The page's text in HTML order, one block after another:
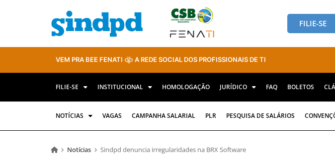
FILIE-SE
VEM PRA BEE FENATI A REDE SOCIAL DOS PROFISSIONAIS DE TI
FILIE-SE INSTITUCIONAL HOMOLOGAÇÃO JURÍDICO FAQ BOLETOS
NOTÍCIAS VAGAS CAMPANHA SALARIAL PLR PESQUISA DE SALÁRIOS
Notícias Sindpd denuncia irregularidades na BRX Software